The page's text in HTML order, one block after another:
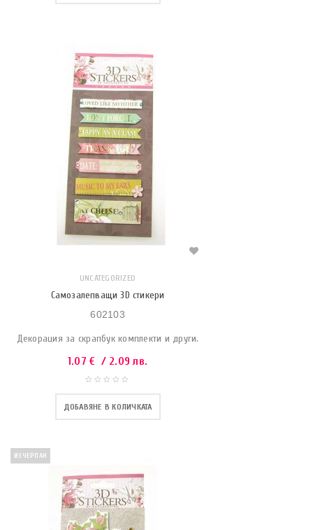
UNCATEGORIZED
Самозалепващи 3D стикери
602103
Декорация за скрапбук комплекти и други.
1.07€ / 2.09 лв.
ДОБАВЯНЕ В КОЛИЧКАТА
ИЗЧЕРПАН